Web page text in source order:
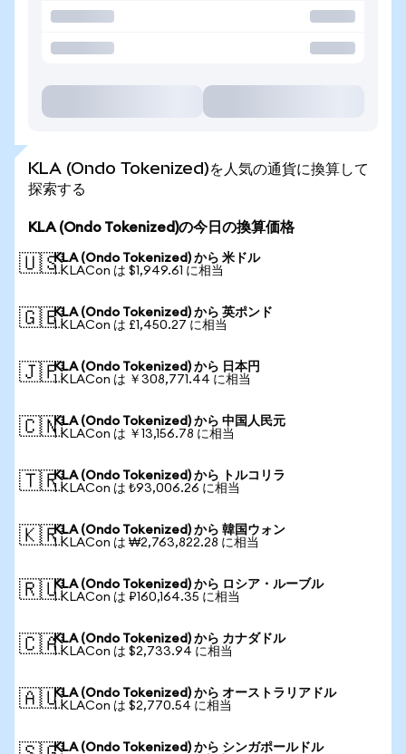
KLA (Ondo Tokenized)を人気の通貨に換算して
探索する
KLA (Ondo Tokenized)の今日の換算価格
🇺🇸KLA (Ondo Tokenized) から 米ドル
1 KLACon は $1,949.61 に相当
🇬🇧KLA (Ondo Tokenized) から 英ポンド
1 KLACon は £1,450.27 に相当
🇯🇵KLA (Ondo Tokenized) から 日本円
1 KLACon は ￥308,771.44 に相当
🇨🇳KLA (Ondo Tokenized) から 中国人民元
1 KLACon は ￥13,156.78 に相当
🇹🇷KLA (Ondo Tokenized) から トルコリラ
1 KLACon は ₺93,006.26 に相当
🇰🇷KLA (Ondo Tokenized) から 韓国ウォン
1 KLACon は ₩2,763,822.28 に相当
🇷🇺KLA (Ondo Tokenized) から ロシア・ルーブル
1 KLACon は ₽160,164.35 に相当
🇨🇦KLA (Ondo Tokenized) から カナダドル
1 KLACon は $2,733.94 に相当
🇦🇺KLA (Ondo Tokenized) から オーストラリアドル
1 KLACon は $2,770.54 に相当
KLA (Ondo Tokenized) から シンガポールドル